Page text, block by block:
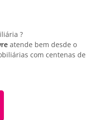
?
atende bem desde o
com centenas de